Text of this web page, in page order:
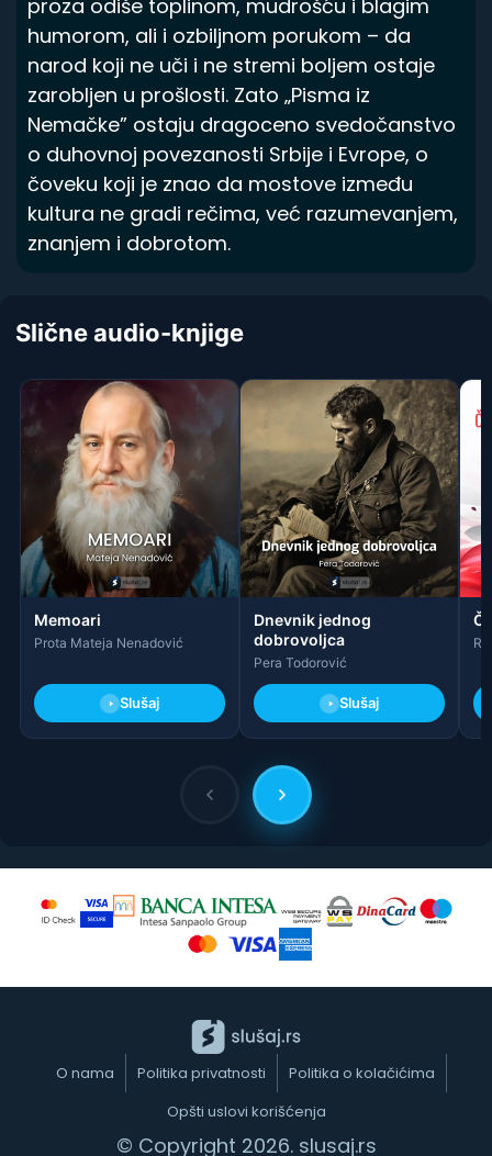
proza odiše toplinom, mudrošću i blagim
humorom, ali i ozbiljnom porukom – da
narod koji ne uči i ne stremi boljem ostaje
zarobljen u prošlosti. Zato „Pisma iz
Nemačke” ostaju dragoceno svedočanstvo
o duhovnoj povezanosti Srbije i Evrope, o
čoveku koji je znao da mostove između
kultura ne gradi rečima, već razumevanjem,
znanjem i dobrotom.
Slične audio-knjige
Memoari
Prota Mateja Nenadović
Slušaj
Dnevnik jednog
dobrovoljca
Pera Todorović
Slušaj
O nama Politika privatnosti
Politika o kolačićima
Opšti uslovi korišćenja
© Copyright 2026. slusaj.rs